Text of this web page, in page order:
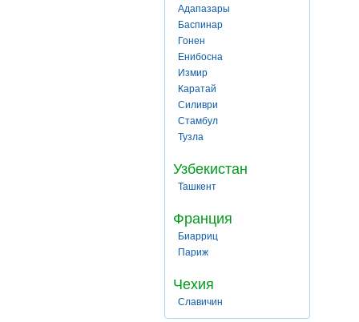
Адапазары
Баспинар
Гонен
Енибосна
Измир
Каратай
Силиври
Стамбул
Тузла
Узбекистан
Ташкент
Франция
Биарриц
Париж
Чехия
Славичин